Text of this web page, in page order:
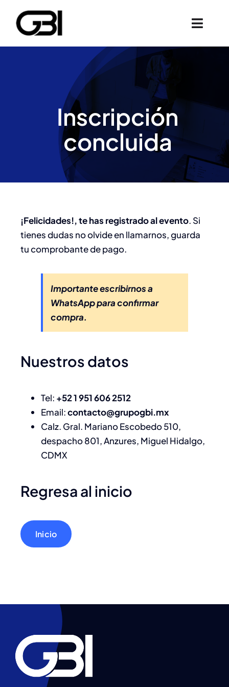
content
Inicio
Eventos
FAQ´s
Inscripción
concluida
¡Felicidades!, te has registrado al evento. Si
tienes dudas no olvide en llamarnos, guarda
tu comprobante de pago.
Importante escribirnos a
WhatsApp para confirmar
compra.
Nuestros datos
Tel: +52 1 951 606 2512
Email:contacto@grupogbi.mx
Calz. Gral. Mariano Escobedo 510,
despacho 801, Anzures, Miguel Hidalgo,
CDMX
Regresa al inicio
Inicio